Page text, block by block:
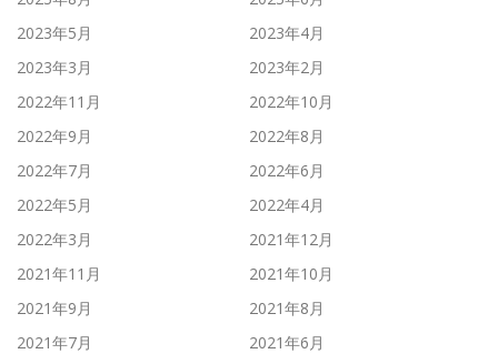
2023年5月
2023年4月
2023年3月
2023年2月
2022年11月
2022年10月
2022年9月
2022年8月
2022年7月
2022年6月
2022年5月
2022年4月
2022年3月
2021年12月
2021年11月
2021年10月
2021年9月
2021年8月
2021年7月
2021年6月